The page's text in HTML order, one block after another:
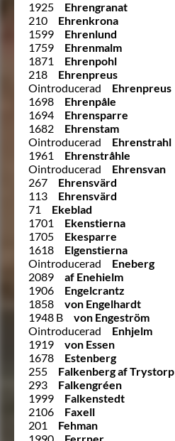
1925
Ehrengranat
210
Ehrenkrona
1599
Ehrenlund
1759
Ehrenmalm
1871
Ehrenpohl
218
Ehrenpreus
Ointroducerad
Ehrenpreus
1698
Ehrenpåle
1694
Ehrensparre
1682
Ehrenstam
Ointroducerad
Ehrenstrahl
1961
Ehrenstråhle
Ointroducerad
Ehrensvan
267
Ehrensvärd
113
Ehrensvärd
71
Ekeblad
1701
Ekenstierna
1705
Ekesparre
1618
Elgenstierna
Ointroducerad
Eneberg
2089
af Enehielm
1906
Engelcrantz
1858
von Engelhardt
1948 B
von Engeström
Ointroducerad
Enhjelm
1919
von Essen
1678
Estenberg
255
Falkenberg af Trystorp
293
Falkengréen
1999
Falkenstedt
2106
Faxell
201
Fehman